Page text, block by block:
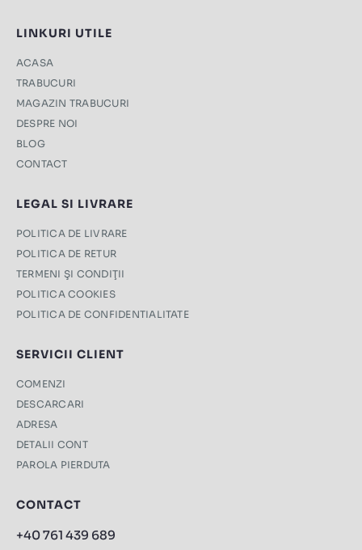
LINKURI UTILE
ACASA
TRABUCURI
MAGAZIN TRABUCURI
DESPRE NOI
BLOG
CONTACT
LEGAL SI LIVRARE
POLITICA DE LIVRARE
POLITICA DE RETUR
TERMENI ŞI CONDIŢII
POLITICA COOKIES
POLITICA DE CONFIDENTIALITATE
SERVICII CLIENT
COMENZI
DESCARCARI
ADRESA
DETALII CONT
PAROLA PIERDUTA
CONTACT
+40 761 439 689